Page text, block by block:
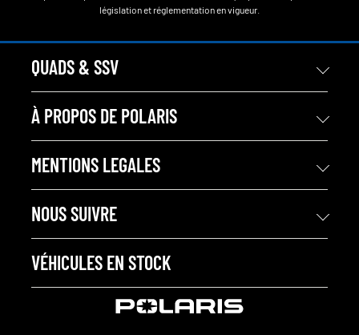
législation et réglementation en vigueur.
QUADS & SSV
À PROPOS DE POLARIS
MENTIONS LEGALES
NOUS SUIVRE
VÉHICULES EN STOCK